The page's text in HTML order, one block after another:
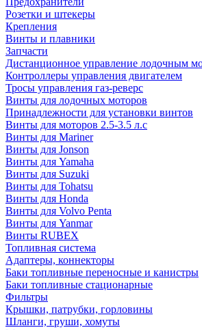
Розетки и штекеры
Крепления
Винты и плавники
Запчасти
Дистанционное управление лодочным
Контроллеры управления двигателем
Тросы управления газ-реверс
Винты для лодочных моторов
Принадлежности для установки винтов
Винты для моторов 2.5-3.5 л.с
Винты для Mariner
Винты для Jonson
Винты для Yamaha
Винты для Suzuki
Винты для Tohatsu
Винты для Honda
Винты для Volvo Penta
Винты для Yanmar
Винты RUBEX
Топливная система
Адаптеры, коннекторы
Баки топливные переносные и канистры
Баки топливные стационарные
Фильтры
Крышки, патрубки, горловины
Шланги, груши, хомуты